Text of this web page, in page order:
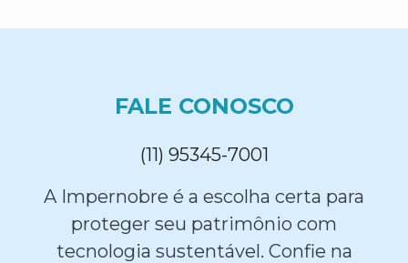
FALE CONOSCO
(11) 95345-7001
A Impernobre é a escolha certa para
proteger seu patrimônio com
tecnologia sustentável. Confie na